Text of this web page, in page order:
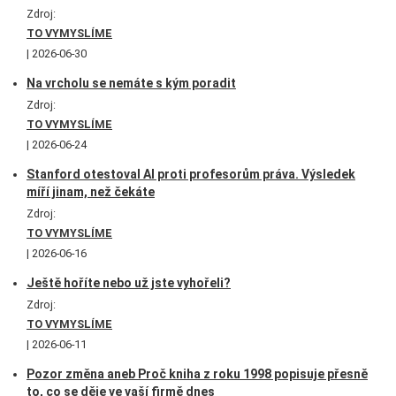
Zdroj:
TO VYMYSLÍME
2026-06-30
Na vrcholu se nemáte s kým poradit
Zdroj:
TO VYMYSLÍME
2026-06-24
Stanford otestoval AI proti profesorům práva. Výsledek
míří jinam, než čekáte
Zdroj:
TO VYMYSLÍME
2026-06-16
Ještě hoříte nebo už jste vyhořeli?
Zdroj:
TO VYMYSLÍME
2026-06-11
Pozor změna aneb Proč kniha z roku 1998 popisuje přesně
to, co se děje ve vaší firmě dnes